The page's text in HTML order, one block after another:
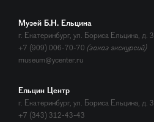
Музей Б.Н. Ельцина
г. Екатеринбург, ул. Бориса Ельцина, д. 3
+7 (909) 006-70-70 (заказ экскурсий)
museum@ycenter.ru
Ельцин Центр
г. Екатеринбург, ул. Бориса Ельцина, д. 3
+7 (343) 312-43-43